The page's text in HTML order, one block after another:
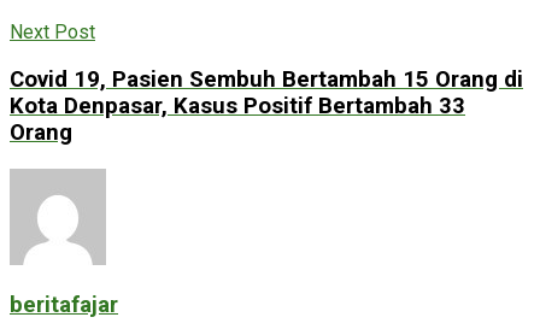
Next Post
Covid 19, Pasien Sembuh Bertambah 15 Orang di
Kota Denpasar, Kasus Positif Bertambah 33
Orang
beritafajar